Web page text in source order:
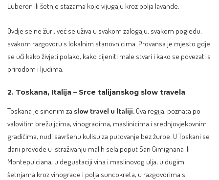
Luberon ili šetnje stazama koje vijugaju kroz polja lavande.
Ovdje se ne žuri, već se uživa u svakom zalogaju, svakom pogledu,
svakom razgovoru s lokalnim stanovnicima. Provansa je mjesto gdje
se uči kako živjeti polako, kako cijeniti male stvari i kako se povezati s
prirodom i ljudima.
2. Toskana, Italija – Srce talijanskog slow travela
Toskana je sinonim za slow travel u Italiji. Ova regija, poznata po
valovitim brežuljcima, vinogradima, maslinicima i srednjovjekovnim
gradićima, nudi savršenu kulisu za putovanje bez žurbe. U Toskani se
dani provode u istraživanju malih sela poput San Gimignana ili
Montepulciana, u degustaciji vina i maslinovog ulja, u dugim
šetnjama kroz vinograde i polja suncokreta, u razgovorima s